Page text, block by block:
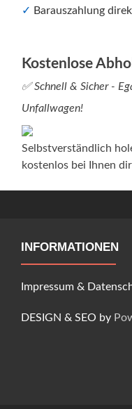
✓ Barauszahlung
Kostenlose
✅ Schnell & Sicher -
Unfallwagen!
Selbstverständlich
kostenlos bei Ihnen
INFORMATIONEN
Impressum &
DESIGN & SEO by